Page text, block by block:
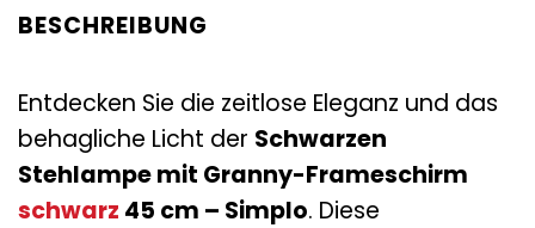
BESCHREIBUNG
Entdecken Sie die zeitlose Eleganz und das
behagliche Licht der Schwarzen
Stehlampe mit Granny-Frameschirm
schwarz 45 cm – Simplo. Diese